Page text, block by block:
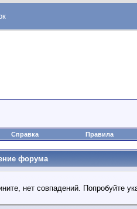
Справка Правила
форума
нет совпадений. Попробуйте